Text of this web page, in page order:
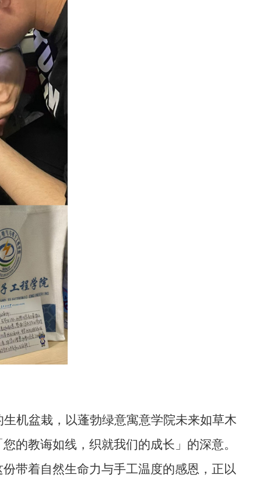
机盆栽，以蓬勃绿意寓意学院未来如草木
教诲如线，织就我们的成长」的深意。
带着自然生命力与手工温度的感恩，正以